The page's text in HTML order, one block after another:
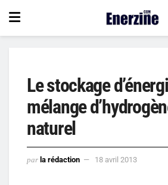
Le stockage
mélange
naturel
par la rédaction 18 avril 2013